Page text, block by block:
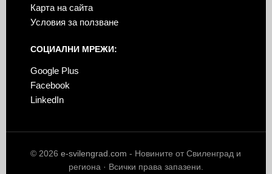
Карта на сайта
Условия за ползване
СОЦИАЛНИ МРЕЖИ:
Google Plus
Facebook
LinkedIn
© 2026e-svilengrad.com - Новините от Свиленград и
региона · Всички права запазени.